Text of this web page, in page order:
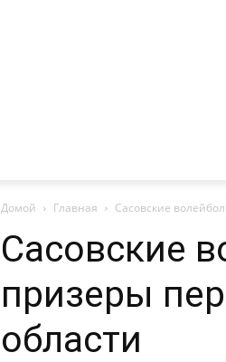
Домой Главная Сасовские
Сасовские
призеры
области